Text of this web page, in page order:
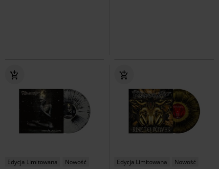
Edycja Limitowana Nowość Edycja Limitowana Nowość